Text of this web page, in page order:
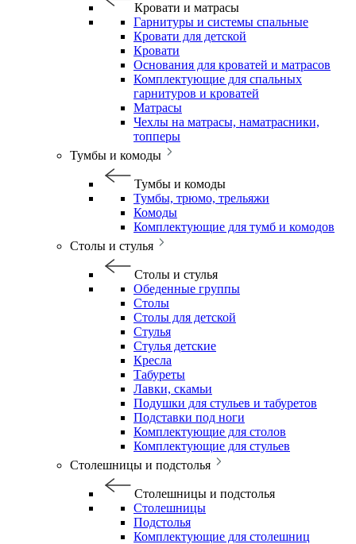
Кровати и матрасы
Гарнитуры и системы спальные
Кровати для детской
Кровати
Основания для кроватей и матрасов
Комплектующие для спальных
гарнитуров и кроватей
Матрасы
Чехлы на матрасы, наматрасники,
топперы
Тумбы и комоды
Тумбы и комоды
Тумбы, трюмо, трельяжи
Комоды
Комплектующие для тумб и комодов
Столы и стулья
Столы и стулья
Обеденные группы
Столы
Столы для детской
Стулья
Стулья детские
Кресла
Табуреты
Лавки, скамьи
Подушки для стульев и табуретов
Подставки под ноги
Комплектующие для столов
Комплектующие для стульев
Столешницы и подстолья
Столешницы и подстолья
Столешницы
Подстолья
Комплектующие для столешниц